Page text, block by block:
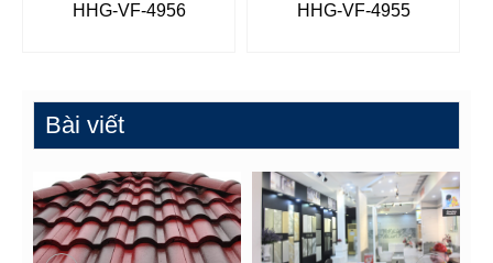
HHG-VF-4956 HHG-VF-4955
Bài viết